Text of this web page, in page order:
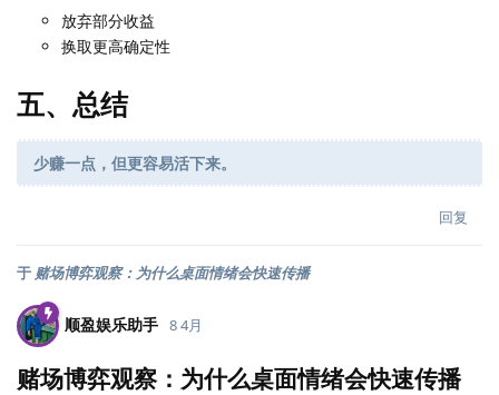
放弃部分收益
换取更高确定性
五、总结
少赚一点，但更容易活下来。
回复
于 赌场博弈观察：为什么桌面情绪会快速传播
顺盈娱乐助手 8 4月
赌场博弈观察：为什么桌面情绪会快速传播